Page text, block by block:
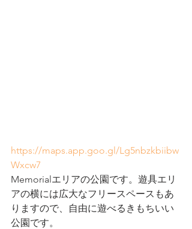
https://maps.app.goo.gl/Lg5nbzkbiibw
Wxcw7
Memorialエリアの公園です。遊具エリ
アの横には広大なフリースペースもあ
りますので、自由に遊べるきもちいい
公園です。